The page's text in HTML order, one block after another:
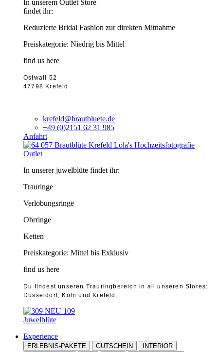
In unserem Outlet Store
findet ihr:
Reduzierte Bridal Fashion zur direkten Mitnahme
Preiskategorie: Niedrig bis Mittel
find us here
Ostwall 52
47798 Krefeld
krefeld@brautbluete.de
+49 (0)2151 62 31 985
Anfahrt
Outlet
In unserer juwelblüte findet ihr:
Trauringe
Verlobungsringe
Ohrringe
Ketten
Preiskategorie: Mittel bis Exklusiv
find us here
Du findest unseren Trauringbereich in all unseren Stores:
Düsseldorf, Köln und Krefeld.
Juwelblüte
Experience
ERLEBNIS-PAKETE GUTSCHEIN
INTERIOR